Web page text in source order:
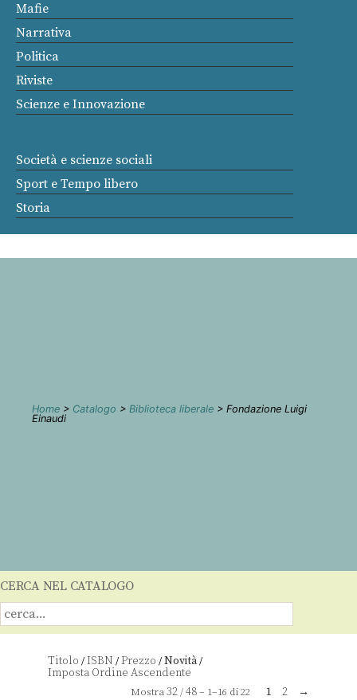
Mafie
Narrativa
Politica
Riviste
Scienze e Innovazione
Società e scienze sociali
Sport e Tempo libero
Storia
Home > Catalogo > Biblioteca liberale > Fondazione Luigi
Einaudi
CERCA NEL CATALOGO
Titolo /ISBN /Prezzo /Novità/
Mostra32/48– 1–16 di 22 1 2 →